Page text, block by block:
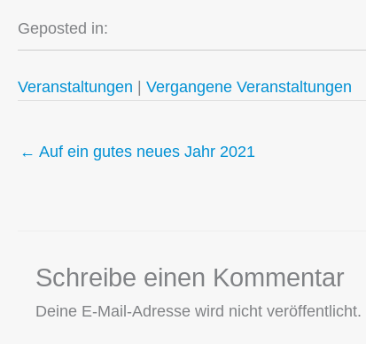
Geposted in:
Veranstaltungen | Vergangene Veranstaltungen
← Auf ein gutes neues Jahr 2021
Schreibe einen Kommentar
Deine E-Mail-Adresse wird nicht veröffentlicht.